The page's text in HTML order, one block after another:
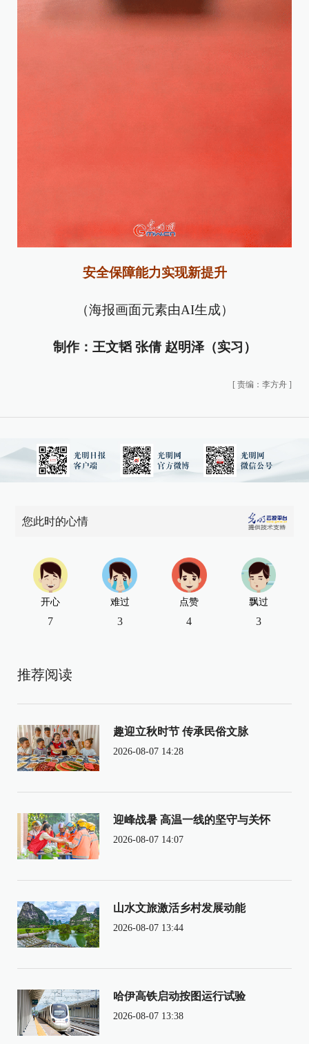
安全保障能力实现新提升
（海报画面元素由AI生成）
制作：王文韬 张倩 赵明泽（实习）
[ 责编：李方舟 ]
您此时的心情
开心
7
难过
3
点赞
4
飘过
3
推荐阅读
趣迎立秋时节 传承民俗文脉
2026-08-07 14:28
迎峰战暑 高温一线的坚守与关怀
2026-08-07 14:07
山水文旅激活乡村发展动能
2026-08-07 13:44
哈伊高铁启动按图运行试验
2026-08-07 13:38